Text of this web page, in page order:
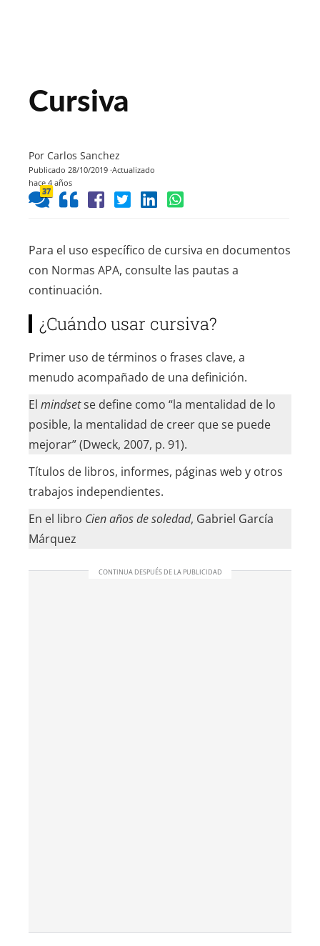
Cursiva
Por Carlos Sanchez
Publicado 28/10/2019 Actualizado
hace 4 años
37
Para el uso específico de cursiva en documentos
con Normas APA, consulte las pautas a
continuación.
¿Cuándo usar cursiva?
Primer uso de términos o frases clave, a
menudo acompañado de una definición.
El mindsetse define como “la mentalidad de lo
posible, la mentalidad de creer que se puede
mejorar” (Dweck, 2007, p. 91).
Títulos de libros, informes, páginas web y otros
trabajos independientes.
En el libro Cien años de soledad, Gabriel García
Márquez